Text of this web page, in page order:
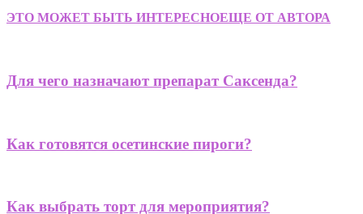
ЭТО МОЖЕТ БЫТЬ ИНТЕРЕСНОЕЩЕ ОТ АВТОРА
Для чего назначают препарат Саксенда?
Как готовятся осетинские пироги?
Как выбрать торт для мероприятия?